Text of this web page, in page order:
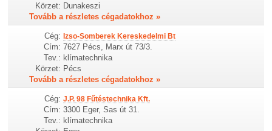
Körzet: Dunakeszi
Tovább a részletes cégadatokhoz »
Cég: Izso-Somberek Kereskedelmi Bt
Cím: 7627 Pécs, Marx út 73/3.
Tev.: klímatechnika
Körzet: Pécs
Tovább a részletes cégadatokhoz »
Cég: J.P. 98 Fűtéstechnika Kft.
Cím: 3300 Eger, Sas út 31.
Tev.: klímatechnika